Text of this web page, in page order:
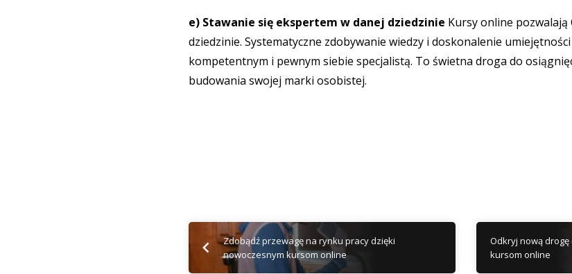
e) Stawanie się ekspertem w danej dziedzinie Kursy online pozwalają
dziedzinie. Systematyczne zdobywanie wiedzy i doskonalenie
kompetentnym i pewnym siebie specjalistą. To świetna droga do
budowania swojej marki osobistej.
Zdobądź przewagę na rynku pracy dzięki
nowoczesnym kursom online
Odkryj nową
kursom online